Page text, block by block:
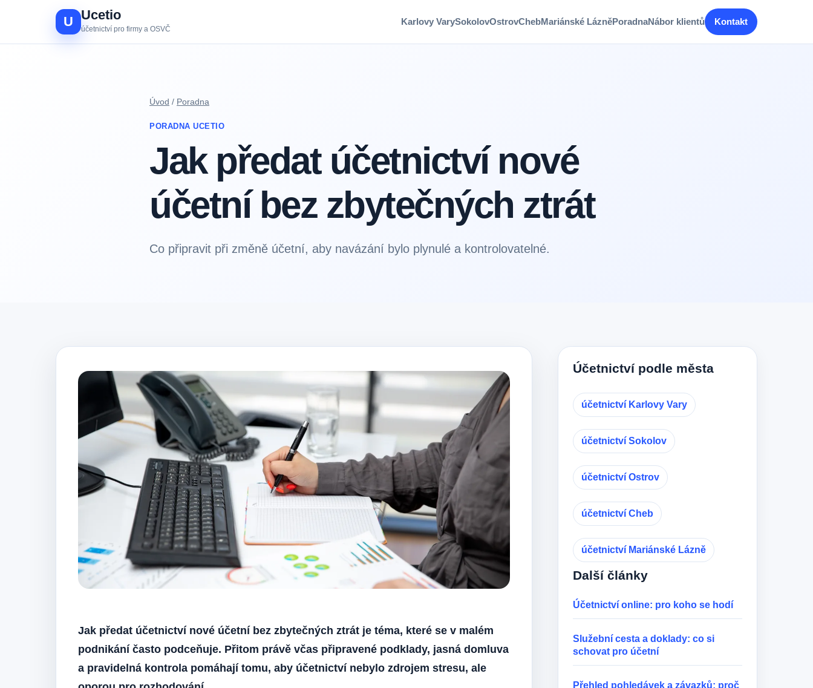
U Ucetio
účetnictví pro firmy a OSVČ
Karlovy VarySokolovOstrovChebMariánské LázněPoradnaNábor klientů Kontakt
Úvod / Poradna
PORADNA UCETIO
Jak předat účetnictví nové
účetní bez zbytečných ztrát
Co připravit při změně účetní, aby navázání bylo plynulé a kontrolovatelné.
Jak předat účetnictví nové účetní bez zbytečných ztrát je téma, které se v malém
podnikání často podceňuje. Přitom právě včas připravené podklady, jasná domluva
a pravidelná kontrola pomáhají tomu, aby účetnictví nebylo zdrojem stresu, ale
Účetnictví podle města
účetnictví Karlovy Vary
účetnictví Sokolov
účetnictví Ostrov
účetnictví Cheb
účetnictví Mariánské Lázně
Další články
Účetnictví online: pro koho se hodí
Služební cesta a doklady: co si
schovat pro účetní
Přehled pohledávek a závazků: proč